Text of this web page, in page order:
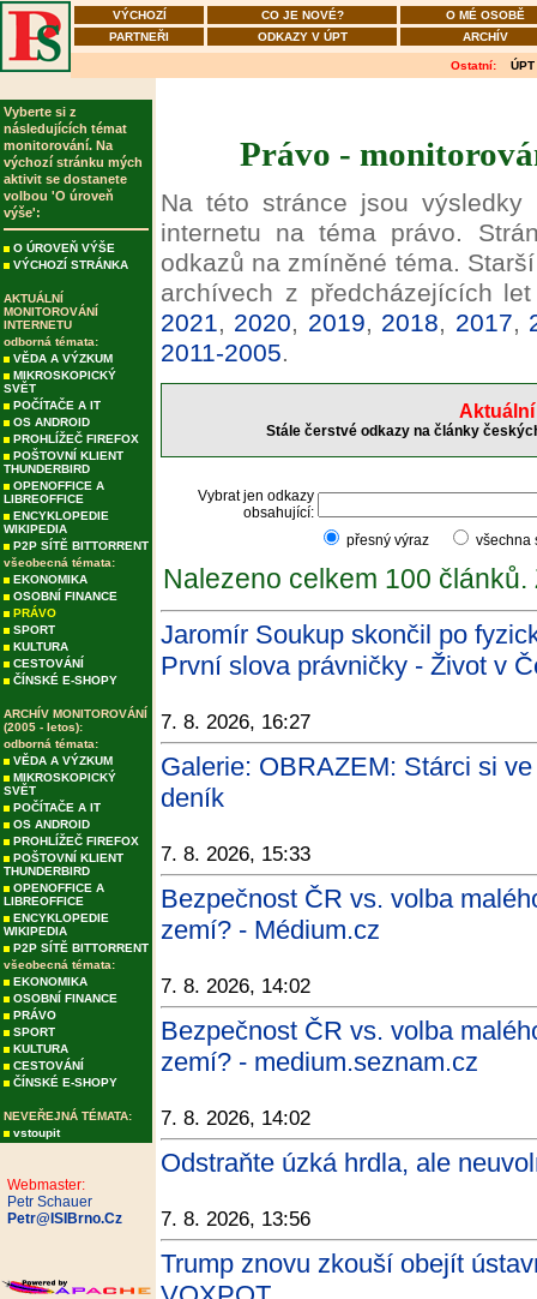
VÝCHOZÍ CO JE NOVÉ?
O MÉ OSOBĚ
PARTNEŘI
ODKAZY V ÚPT ARCHÍV
Ostatní: ÚPT
Vyberte si z
následujících témat
monitorování. Na
výchozí stránku mých
aktivit se dostanete
volbou 'O úroveň
výše':
O ÚROVEŇ VÝŠE
VÝCHOZÍ STRÁNKA
AKTUÁLNÍ
MONITOROVÁNÍ
INTERNETU
odborná témata:
VĚDA A VÝZKUM
MIKROSKOPICKÝ
SVĚT
POČÍTAČE A IT
OS ANDROID
PROHLÍŽEČ FIREFOX
POŠTOVNÍ KLIENT
THUNDERBIRD
OPENOFFICE A
LIBREOFFICE
ENCYKLOPEDIE
WIKIPEDIA
P2P SÍTĚ BITTORRENT
všeobecná témata:
EKONOMIKA
OSOBNÍ FINANCE
PRÁVO
SPORT
KULTURA
CESTOVÁNÍ
ČÍNSKÉ E-SHOPY
ARCHÍV MONITOROVÁNÍ
(2005 - letos):
odborná témata:
VĚDA A VÝZKUM
MIKROSKOPICKÝ
SVĚT
POČÍTAČE A IT
OS ANDROID
PROHLÍŽEČ FIREFOX
POŠTOVNÍ KLIENT
THUNDERBIRD
OPENOFFICE A
LIBREOFFICE
ENCYKLOPEDIE
WIKIPEDIA
P2P SÍTĚ BITTORRENT
všeobecná témata:
EKONOMIKA
OSOBNÍ FINANCE
PRÁVO
SPORT
KULTURA
CESTOVÁNÍ
ČÍNSKÉ E-SHOPY
NEVEŘEJNÁ TÉMATA:
vstoupit
Webmaster:
Petr Schauer
Petr@ISIBrno.Cz
Právo -
Na této stránce jsou výsledky
internetu na téma právo.
odkazů na zmíněné téma.
archívech z předcházejících
2021, 2020, 2019, 2018, 2017,
2011-2005.
Stále čerstvé odkazy na články
Vybrat jen odkazy
obsahující:
přesný výraz
Nalezeno celkem 100
Jaromír Soukup skončil po
První slova právničky - Život v
7. 8. 2026, 16:27
Galerie: OBRAZEM: Stárci si
deník
7. 8. 2026, 15:33
Bezpečnost ČR vs. volba
zemí? - Médium.cz
7. 8. 2026, 14:02
Bezpečnost ČR vs. volba
zemí? - medium.seznam.cz
7. 8. 2026, 14:02
Odstraňte úzká hrdla, ale
7. 8. 2026, 13:56
Trump znovu zkouší obejít